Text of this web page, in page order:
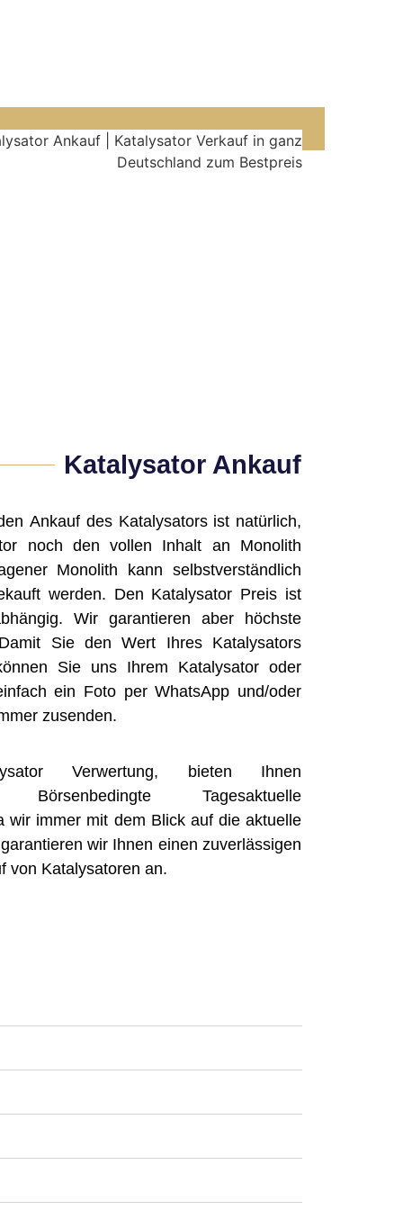
Katalysator Ankauf
Ankauf des Katalysators ist natürlich,
noch den vollen Inhalt an Monolith
Monolith kann selbstverständlich
werden. Den Katalysator Preis ist
Wir garantieren aber höchste
Sie den Wert Ihres Katalysators
Sie uns Ihrem Katalysator oder
ein Foto per WhatsApp und/oder
zusenden.
Verwertung, bieten Ihnen
Börsenbedingte Tagesaktuelle
wir immer mit dem Blick auf die aktuelle
wir Ihnen einen zuverlässigen
von Katalysatoren an.